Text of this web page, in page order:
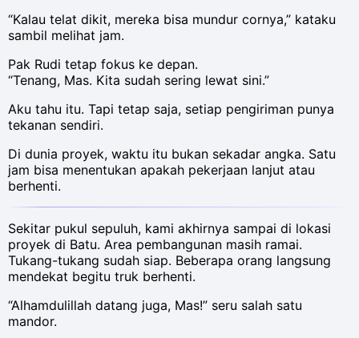
“Kalau telat dikit, mereka bisa mundur cornya,” kataku
sambil melihat jam.
Pak Rudi tetap fokus ke depan.
“Tenang, Mas. Kita sudah sering lewat sini.”
Aku tahu itu. Tapi tetap saja, setiap pengiriman punya
tekanan sendiri.
Di dunia proyek, waktu itu bukan sekadar angka. Satu
jam bisa menentukan apakah pekerjaan lanjut atau
berhenti.
Sekitar pukul sepuluh, kami akhirnya sampai di lokasi
proyek di Batu. Area pembangunan masih ramai.
Tukang-tukang sudah siap. Beberapa orang langsung
mendekat begitu truk berhenti.
“Alhamdulillah datang juga, Mas!” seru salah satu
mandor.